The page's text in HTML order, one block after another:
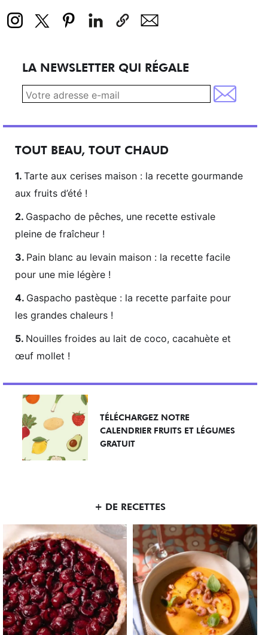
LA NEWSLETTER QUI RÉGALE
TOUT BEAU, TOUT CHAUD
Tarte aux cerises maison : la recette gourmande
aux fruits d’été !
Gaspacho de pêches, une recette estivale
pleine de fraîcheur !
Pain blanc au levain maison : la recette facile
pour une mie légère !
Gaspacho pastèque : la recette parfaite pour
les grandes chaleurs !
Nouilles froides au lait de coco, cacahuète et
œuf mollet !
TÉLÉCHARGEZ NOTRE
CALENDRIER FRUITS ET LÉGUMES
GRATUIT
+ DE RECETTES